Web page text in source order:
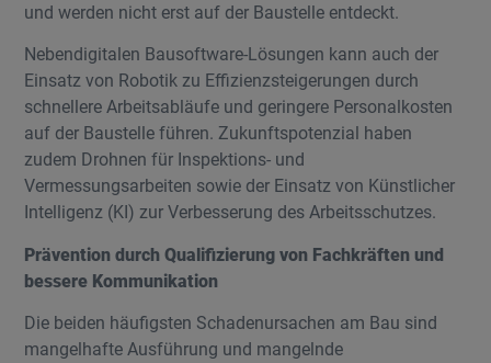
und werden nicht erst auf der Baustelle entdeckt.
Nebendigitalen Bausoftware-Lösungen kann auch der
Einsatz von Robotik zu Effizienzsteigerungen durch
schnellere Arbeitsabläufe und geringere Personalkosten
auf der Baustelle führen. Zukunftspotenzial haben
zudem Drohnen für Inspektions- und
Vermessungsarbeiten sowie der Einsatz von Künstlicher
Intelligenz (KI) zur Verbesserung des Arbeitsschutzes.
Prävention durch Qualifizierung von Fachkräften und
bessere Kommunikation
Die beiden häufigsten Schadenursachen am Bau sind
mangelhafte Ausführung und mangelnde